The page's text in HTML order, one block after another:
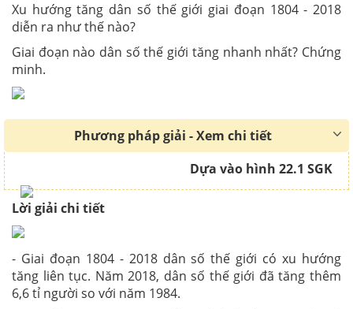
Xu hướng tăng dân số thế giới giai đoạn 1804 - 2018
diễn ra như thế nào?
Giai đoạn nào dân số thế giới tăng nhanh nhất? Chứng
minh.
Phương pháp giải - Xem chi tiết
Dựa vào hình 22.1 SGK
Lời giải chi tiết
- Giai đoạn 1804 - 2018 dân số thế giới có xu hướng
tăng liên tục. Năm 2018, dân số thế giới đã tăng thêm
6,6 tỉ người so với năm 1984.